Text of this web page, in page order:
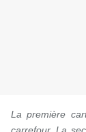
La première